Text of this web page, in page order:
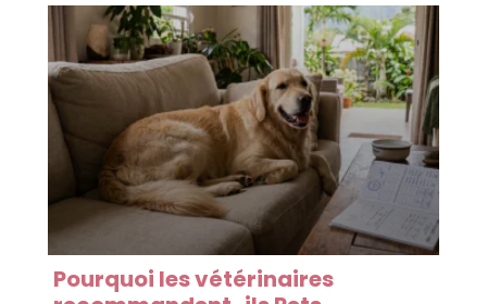
Pourquoi les vétérinaires